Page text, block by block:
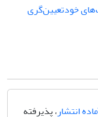
خودتعیین‌گری
انتشار، پذیرفته